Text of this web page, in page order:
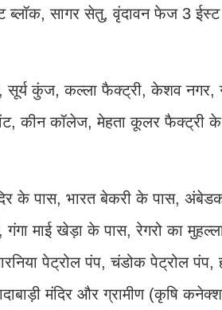
सागर सेतु, वृंदावन फेज 3 ईस्ट
सूर्य कुंज, कल्ला फैक्ट्री, केशव
कीन कॉलेज, मेहता कूलर फैक्ट्री के
के पास, भारत बेकरी के पास,
माई खेड़ा के पास, रेगरो का
पेट्रोल पंप, चंडोक पेट्रोल पंप,
मंदिर और ग्रामीण (कृषि